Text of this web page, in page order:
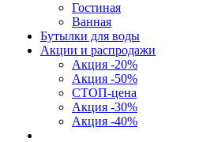
Гостиная
Ванная
Бутылки для воды
Акции и распродажи
Акция -20%
Акция -50%
СТОП-цена
Акция -30%
Акция -40%